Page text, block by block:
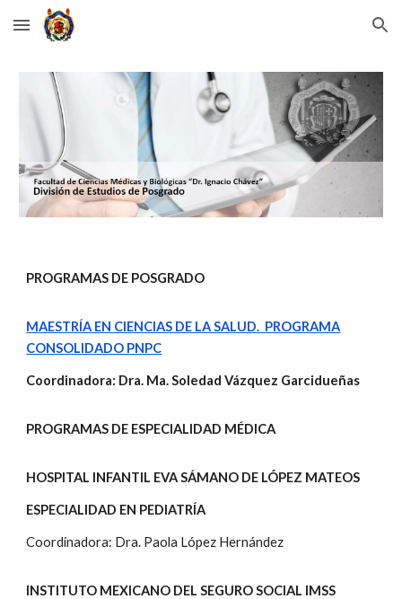
Skip to main content Skip to navigation
PROGRAMAS DE POSGRADO
MAESTRÍA EN CIENCIAS DE LA SALUD. PROGRAMA
CONSOLIDADO PNPC
Coordinadora: Dra. Ma. Soledad Vázquez Garcidueñas
PROGRAMAS DE ESPECIALIDAD MÉDICA
HOSPITAL INFANTIL EVA SÁMANO DE LÓPEZ MATEOS
ESPECIALIDAD EN PEDIATRÍA
Coordinadora: Dra. Paola López Hernández
INSTITUTO MEXICANO DEL SEGURO SOCIAL IMSS